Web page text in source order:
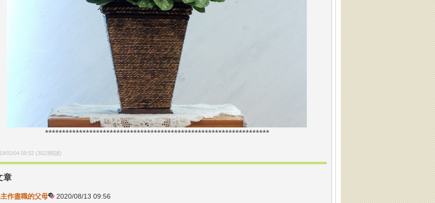
******************************************************************
02/04 09:52 (3023閱讀)
章
作盡職的父母 2020/08/13 09:56